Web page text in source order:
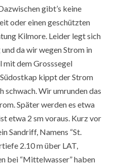
gibt’s keine
oder einen geschützten
Kilmore. Leider legt sich
da wir wegen Strom in
mit dem Grosssegel
kippt der Strom
schwach. Wir umrunden das
Später werden es etwa
etwa 2 sm voraus. Kurz vor
Sandriff, Namens “St.
2.10 m über LAT,
bei “Mittelwasser” haben